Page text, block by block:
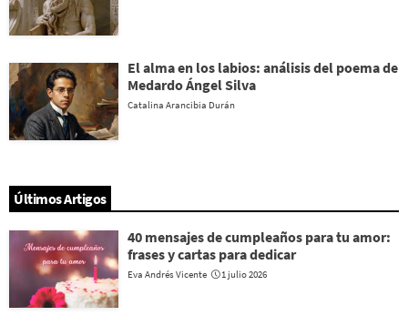
El alma en los labios: análisis del poema de
Medardo Ángel Silva
Catalina Arancibia Durán
Últimos Artigos
40 mensajes de cumpleaños para tu amor:
frases y cartas para dedicar
Eva Andrés Vicente 1 julio 2026